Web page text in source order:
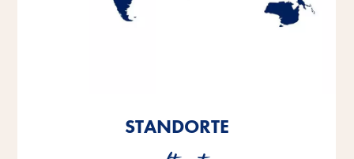
STANDORTE
STANDORTE
STANDORTE